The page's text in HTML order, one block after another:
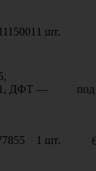
1 шт.
ДФТ — под
1 шт.